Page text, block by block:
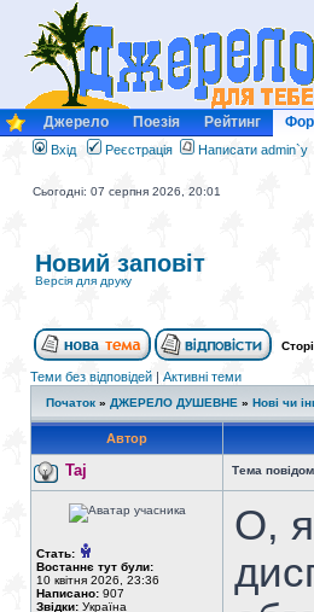
Джерело Поезія Рейтинг
Вхід Реєстрація Написати admin`у
Сьогодні: 07 серпня 2026, 20:01
Новий заповіт
Версія для друку
Теми без відповідей | Активні теми
Початок » ДЖЕРЕЛО ДУШЕВНЕ » Нові чи
Автор
Taj Тема
Стать:
Востаннє тут були:
10 квітня 2026, 23:36
Написано: 907
Звідки: Україна
О, я